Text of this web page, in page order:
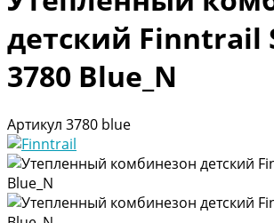
детский Finntrail
3780 Blue_N
Артикул 3780 blue